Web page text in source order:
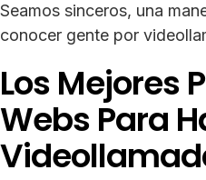
Seamos sinceros, una
conocer gente por
Los Mejores
Webs Para